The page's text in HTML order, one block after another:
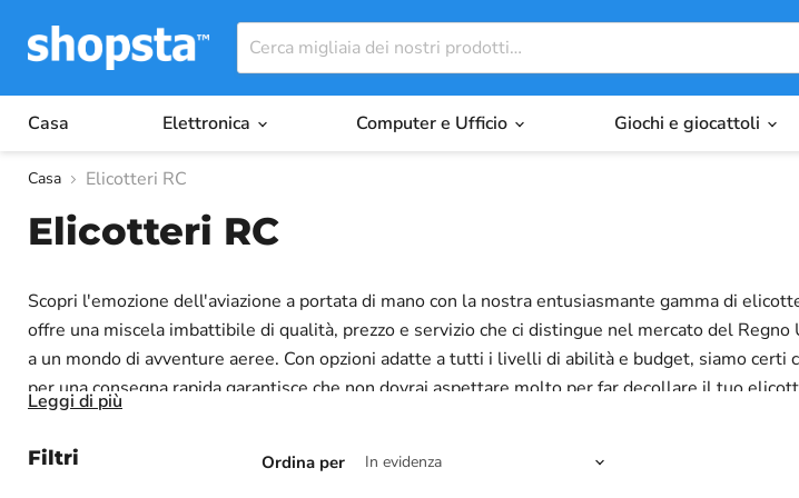
Casa Elettronica Computer e Ufficio Giochi e giocattoli
Casa Elicotteri RC
Elicotteri RC
Scopri l'emozione dell'aviazione a portata di mano con la nostra entusiasmante gamma di
offre una miscela imbattibile di qualità, prezzo e servizio che ci distingue nel mercato del
a un mondo di avventure aeree. Con opzioni adatte a tutti i livelli di abilità e budget, siamo
per una consegna rapida garantisce che non dovrai aspettare molto per far decollare il tuo
del processo. Siamo orgogliosi di offrire prodotti di alta qualità a buon prezzo che non
eseguendo manovre avanzate, i nostri elicotteri RC offrono la durata e la precisione di cui hai
Leggi di più
Filtri Ordina per